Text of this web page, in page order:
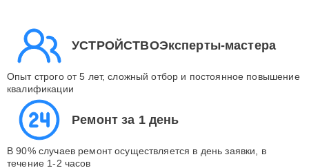
УСТРОЙСТВОЭксперты-мастера
Опыт строго от 5 лет, сложный отбор и постоянное повышение
квалификации
Ремонт за 1 день
В 90% случаев ремонт осуществляется в день заявки, в
течение 1-2 часов